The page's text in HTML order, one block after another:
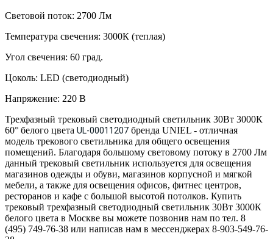
Световой поток: 2700 Лм
Температура свечения: 3000К (теплая)
Угол свечения: 60 град.
Цоколь: LED (светодиодный)
Напряжение: 220 В
Трехфазный трековый светодиодный светильник 30Вт 3000К
60° белого цвета UL-00011207 бренда UNIEL - отличная
модель трекового светильника для общего освещения
помещений. Благодаря большому световому потоку в 2700 Лм
данный трековый светильник используется для освещения
магазинов одежды и обуви, магазинов корпусной и мягкой
мебели, а также для освещения офисов, фитнес центров,
ресторанов и кафе с большой высотой потолков. Купить
трековый трехфазный светодиодный светильник 30Вт 3000К
белого цвета в Москве вы можете позвонив нам по тел. 8
(495) 749-76-38 или написав нам в мессенджерах 8-903-549-76-